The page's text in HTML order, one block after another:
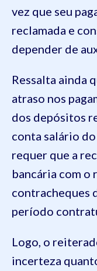
vez que seu
reclamada e
depender de
Ressalta ainda
atraso nos
dos depósitos
conta salário
requer que a
bancária com o
contracheques
período
Logo, o
incerteza